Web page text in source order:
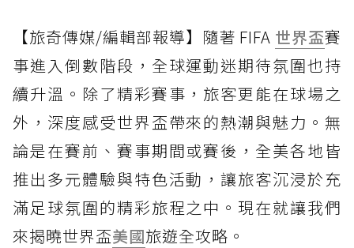
【旅奇傳媒/編輯部報導】隨著 FIFA 世界盃賽
事進入倒數階段，全球運動迷期待氛圍也持
續升溫。除了精彩賽事，旅客更能在球場之
外，深度感受世界盃帶來的熱潮與魅力。無
論是在賽前、賽事期間或賽後，全美各地皆
推出多元體驗與特色活動，讓旅客沉浸於充
滿足球氛圍的精彩旅程之中。現在就讓我們
來揭曉世界盃美國旅遊全攻略。